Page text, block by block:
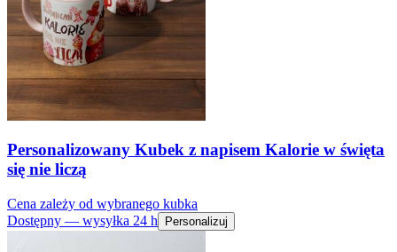
Personalizowany Kubek z napisem Kalorie w święta
się nie liczą
Cena zależy od wybranego kubka
Dostępny — wysyłka 24 h
Personalizuj